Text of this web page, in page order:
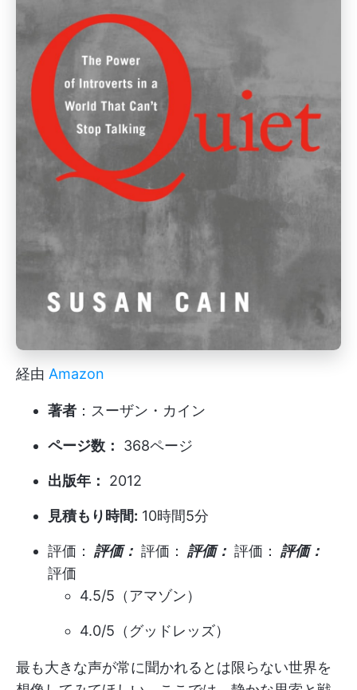
経由 Amazon
著者 ：スーザン・カイン
ページ数： 368ページ
出版年： 2012
見積もり時間: 10時間5分
評価： 評価： 評価： 評価： 評価： 評価：
評価
4.5/5（アマゾン）
4.0/5（グッドレッズ）
最も大きな声が常に聞かれるとは限らない世界を